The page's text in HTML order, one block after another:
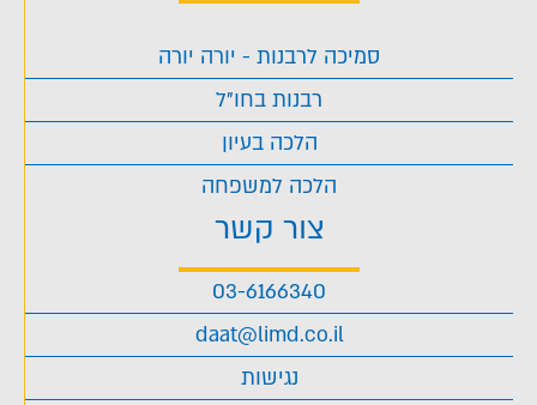
סמיכה לרבנות - יורה יורה
רבנות בחו"ל
הלכה בעיון
הלכה למשפחה
צור קשר
03-6166340
daat@limd.co.il
נגישות